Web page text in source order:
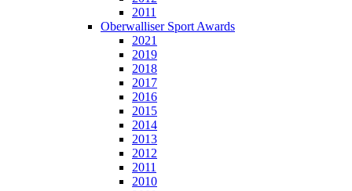
2011
Oberwalliser Sport Awards
2021
2019
2018
2017
2016
2015
2014
2013
2012
2011
2010